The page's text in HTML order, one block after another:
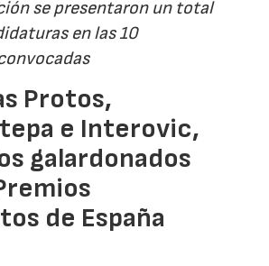
se presentaron un total
en las 10
Protos,
e Interovic,
galardonados
de España